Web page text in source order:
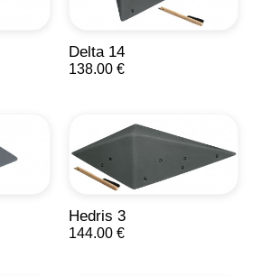
Delta 14
138.00 €
Hedris 3
144.00 €